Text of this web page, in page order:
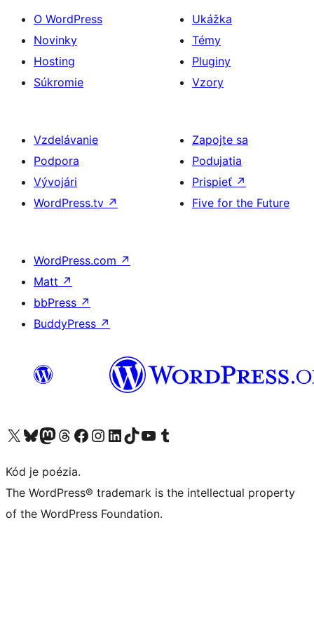
O WordPress
Novinky
Hosting
Súkromie
Ukážka
Témy
Pluginy
Vzory
Vzdelávanie
Podpora
Vývojári
WordPress.tv ↗
Zapojte sa
Podujatia
Prispieť ↗
Five for the Future
WordPress.com ↗
Matt ↗
bbPress ↗
BuddyPress ↗
Navštívte náš účet na X (predtým Twitter)
Navštívte náš účet na platforme Bluesky
Navštívte náš účet na Mastodone
Navštívte náš účet na platforme Threads
Navštívte našu stránku na Facebooku
Navštívte náš účet Instagram
Navštívte náš účet LinkedIn
Navštívte náš účet na platforme TikTok
Navštívte náš kanál YouTube
Navštívte náš účet na platforme Tumblr
Kód je poézia.
The WordPress® trademark is the intellectual property
of the WordPress Foundation.